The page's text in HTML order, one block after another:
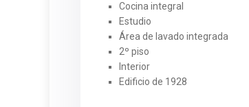
Cocina integral
Estudio
Área de lavado integrada
2º piso
Interior
Edificio de 1928